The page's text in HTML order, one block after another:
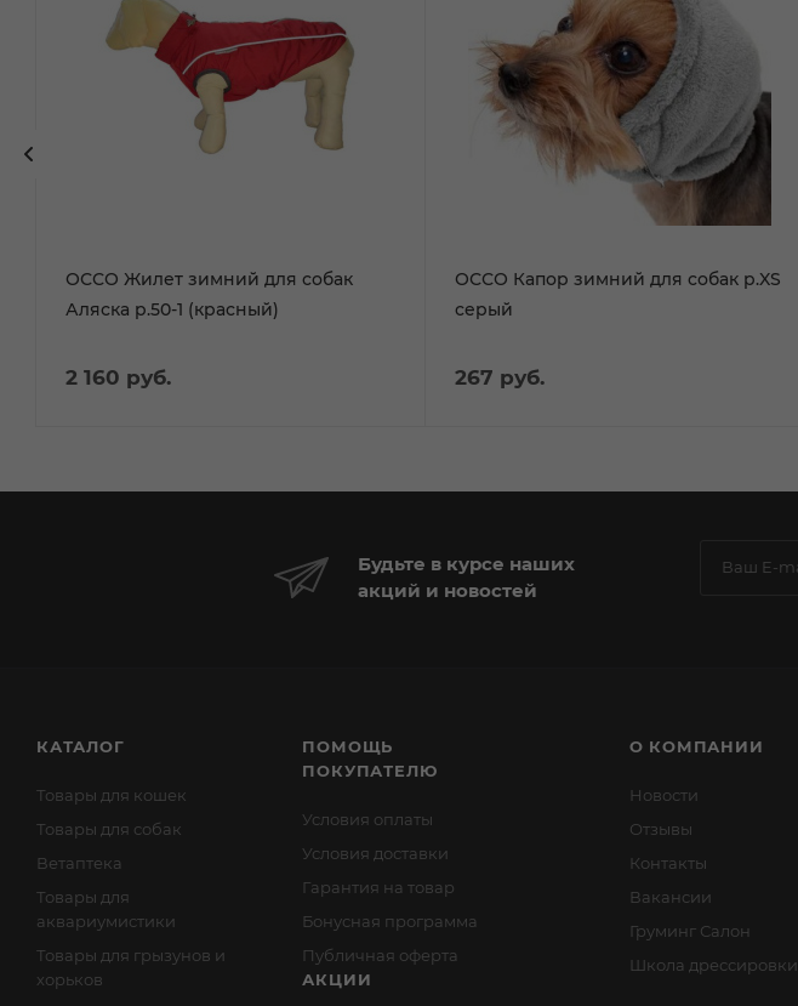
ОССО Жилет зимний для собак
Аляска р.50-1 (красный)
2 160 руб.
ОССО Капор зимний для собак р.XS
серый
267 руб.
Будьте в курсе наших
акций и новостей
КАТАЛОГ
Товары для кошек
Товары для собак
Ветаптека
Товары для
аквариумистики
Товары для грызунов и
хорьков
ПОМОЩЬ
ПОКУПАТЕЛЮ
Условия оплаты
Условия доставки
Гарантия на товар
Бонусная программа
Публичная оферта
АКЦИИ
О КОМПАНИИ
Новости
Отзывы
Контакты
Вакансии
Груминг Салон
Школа дрессировки